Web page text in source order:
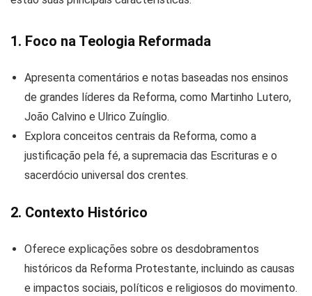
1. Foco na Teologia Reformada
Apresenta comentários e notas baseadas nos ensinos
de grandes líderes da Reforma, como Martinho Lutero,
João Calvino e Ulrico Zuínglio.
Explora conceitos centrais da Reforma, como a
justificação pela fé, a supremacia das Escrituras e o
sacerdócio universal dos crentes.
2. Contexto Histórico
Oferece explicações sobre os desdobramentos
históricos da Reforma Protestante, incluindo as causas
e impactos sociais, políticos e religiosos do movimento.